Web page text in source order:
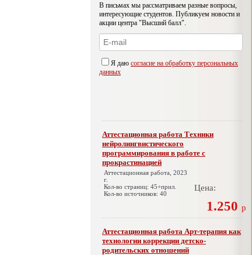
В письмах мы рассматриваем разные вопросы,
интересующие студентов. Публикуем новости и
акции центра "Высший балл".
Я даю согласие на обработку персональных
данных
Аттестационная работа Техники
нейролингвистического
программирования в работе с
прокрастинацией
Аттестационная работа, 2023
г.
Кол-во страниц: 45+прил.
Кол-во источников: 40
Цена:
1.250 р
Аттестационная работа Арт-терапия как
технологии коррекции детско-
родительских отношений